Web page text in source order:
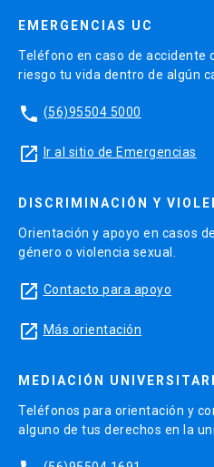
EMERGENCIAS UC
Teléfono en caso de accidente
riesgo tu vida dentro de algún
phone (56)95504 5000
launch Ir al sitio de Emergencias
DISCRIMINACIÓN Y
Orientación y apoyo en casos
género o violencia sexual.
launch Contacto para apoyo
launch Más orientación
MEDIACIÓN
Teléfonos para orientación y
alguno de tus derechos en la